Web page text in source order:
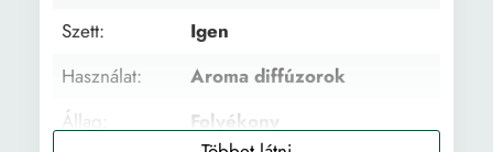
Szett:
Igen
Használat:
Aroma diffúzorok
Állag:
Folyékony